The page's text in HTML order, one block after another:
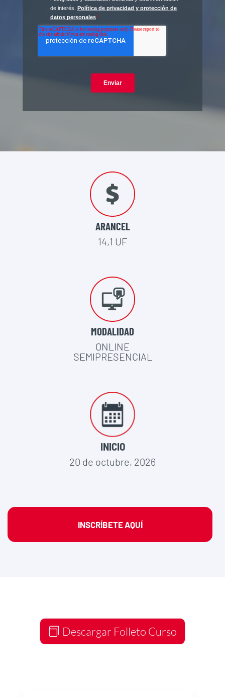
ARANCEL
14,1 UF
MODALIDAD
ONLINE
SEMIPRESENCIAL
INICIO
20 de octubre, 2026
INSCRÍBETE AQUÍ
Descargar Folleto Curso